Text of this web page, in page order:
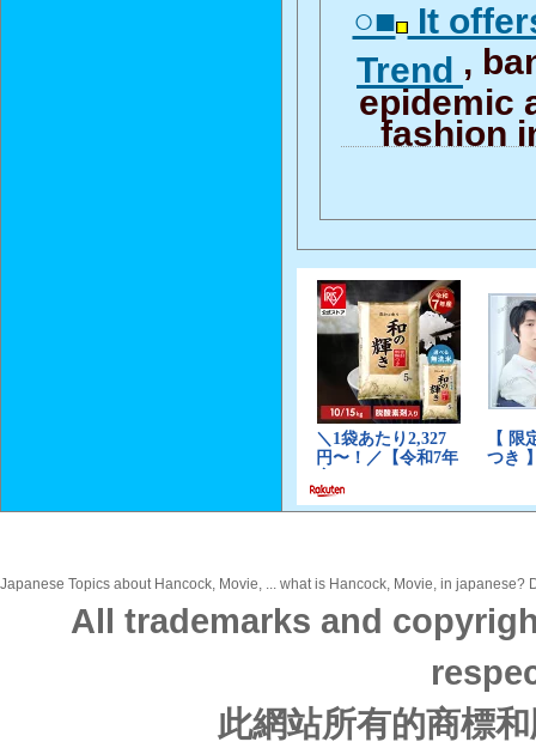
○■ It
Trend ,
epidemic
fashion
Japanese Topics about Hancock, Movie, ... what is Hancock, Movie, in
All trademarks and
此網站所有的商標